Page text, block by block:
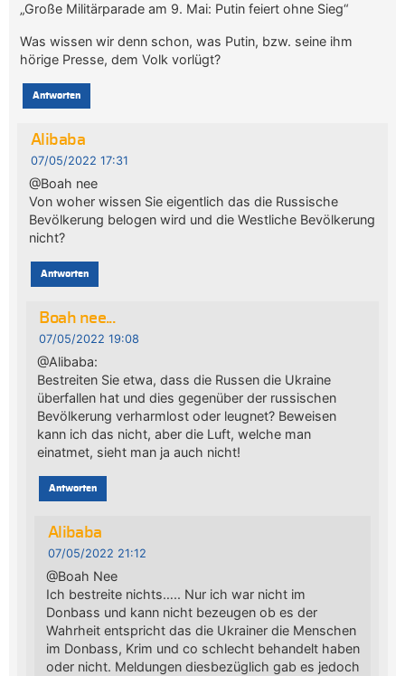
„Große Militärparade am 9. Mai: Putin feiert ohne Sieg“
Was wissen wir denn schon, was Putin, bzw. seine ihm
hörige Presse, dem Volk vorlügt?
Antworten
Alibaba
07/05/2022 17:31
@Boah nee
Von woher wissen Sie eigentlich das die Russische
Bevölkerung belogen wird und die Westliche Bevölkerung
nicht?
Antworten
Boah nee...
07/05/2022 19:08
@Alibaba:
Bestreiten Sie etwa, dass die Russen die Ukraine
überfallen hat und dies gegenüber der russischen
Bevölkerung verharmlost oder leugnet? Beweisen
kann ich das nicht, aber die Luft, welche man
einatmet, sieht man ja auch nicht!
Antworten
Alibaba
07/05/2022 21:12
@Boah Nee
Ich bestreite nichts….. Nur ich war nicht im
Donbass und kann nicht bezeugen ob es der
Wahrheit entspricht das die Ukrainer die Menschen
im Donbass, Krim und co schlecht behandelt haben
oder nicht. Meldungen diesbezüglich gab es jedoch